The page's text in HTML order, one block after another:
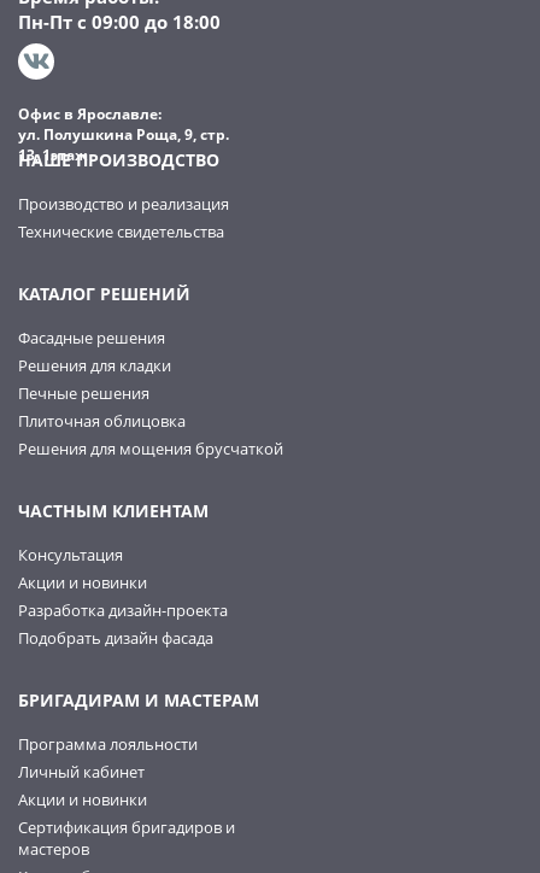
Пн-Пт с 09:00 до 18:00
Офис в Ярославле:
ул. Полушкина Роща, 9, стр.
13, 1этаж
НАШЕ ПРОИЗВОДСТВО
Производство и реализация
Технические свидетельства
КАТАЛОГ РЕШЕНИЙ
Фасадные решения
Решения для кладки
Печные решения
Плиточная облицовка
Решения для мощения брусчаткой
ЧАСТНЫМ КЛИЕНТАМ
Консультация
Акции и новинки
Разработка дизайн-проекта
Подобрать дизайн фасада
БРИГАДИРАМ И МАСТЕРАМ
Программа лояльности
Личный кабинет
Акции и новинки
Сертификация бригадиров и
мастеров